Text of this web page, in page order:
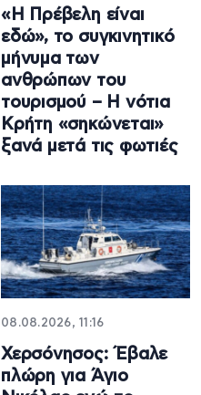
«Η Πρέβελη είναι
εδώ», το συγκινητικό
μήνυμα των
ανθρώπων του
τουρισμού – Η νότια
Κρήτη «σηκώνεται»
ξανά μετά τις φωτιές
08.08.2026, 11:16
Χερσόνησος: Έβαλε
πλώρη για Άγιο